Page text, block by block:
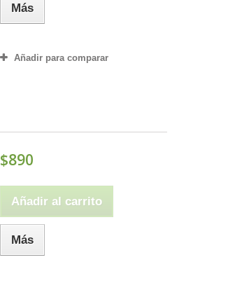
Más
Añadir para comparar
$890
Añadir al carrito
Más